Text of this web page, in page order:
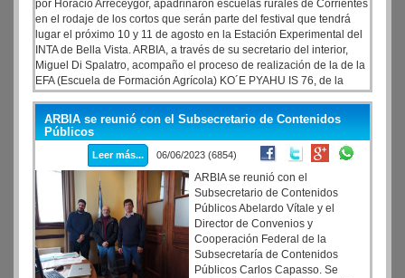
por Horacio Arreceygor, apadrinaron escuelas rurales de Corrientes
en el rodaje de los cortos que serán parte del festival que tendrá
lugar el próximo 10 y 11 de agosto en la Estación Experimental del
INTA de Bella Vista. ARBIA, a través de su secretario del interior,
Miguel Di Spalatro, acompaño el proceso de realización de la de la
EFA (Escuela de Formación Agrícola) KO´E PYAHU IS 76, de la
localidad de Tatacuá, de 1636 habitantes, ubicada en el
departamento de Concepción, a 138 kilómetros de la capital
correntina.
ARBIA se reunió con el Subsecretario de Contenidos
Públicos
Leer más... 06/06/2023 (6854)
ARBIA se reunió con el
Subsecretario de Contenidos
Públicos Abelardo Vítale y el
Director de Convenios y
Cooperación Federal de la
Subsecretaría de Contenidos
Públicos Carlos Capasso. Se